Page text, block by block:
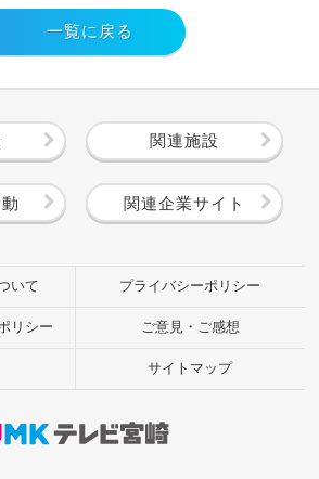
一覧に戻る
関連施設
関連企業サイト
いて プライバシーポリシー
リシー ご意見・ご感想
サイトマップ